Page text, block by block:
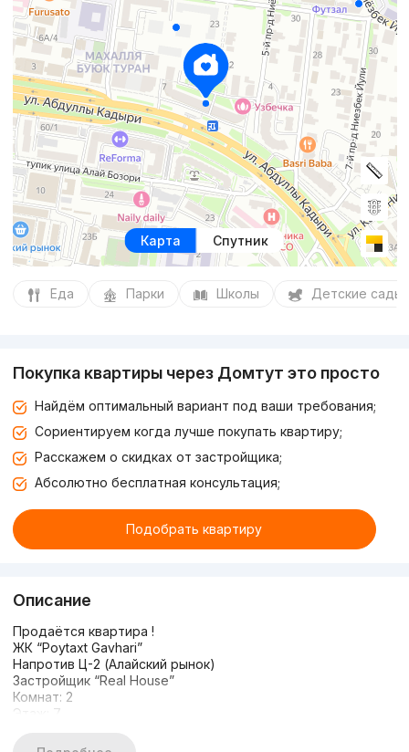
Карта Спутник
Еда Парки Школы Детские сады
Покупка квартиры через Домтут это просто
Найдём оптимальный вариант под ваши требования;
Сориентируем когда лучше покупать квартиру;
Расскажем о скидках от застройщика;
Абсолютно бесплатная консультация;
Подобрать квартиру
Описание
Продаётся квартира !
ЖК “Poytaxt Gavhari”
Напротив Ц-2 (Алайский рынок)
Застройщик “Real House”
Комнат: 2
Этаж: 7
Площадь: 40м2